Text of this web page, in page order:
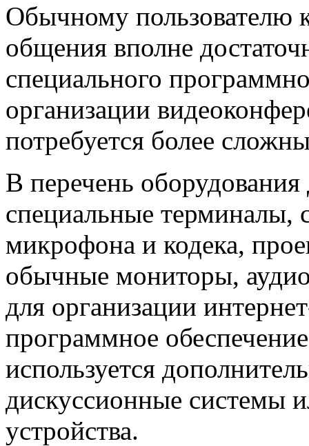
Обычному пользователю
общения вполне
специального
организации
потребуется более
В перечень
специальные терминалы,
микрофона и кодека,
обычные мониторы,
для организации
программное
используется
дискуссионные системы
устройства.